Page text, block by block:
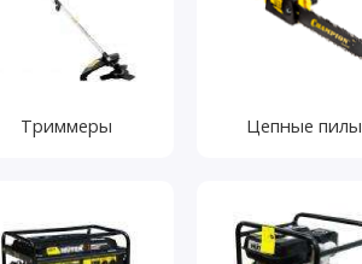
Триммеры Цепные пилы